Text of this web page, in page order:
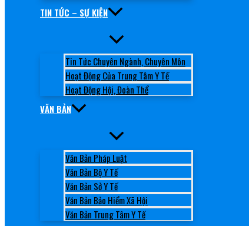
TIN TỨC – SỰ KIỆN
Tin Tức Chuyên Ngành, Chuyên Môn
Hoạt Động Của Trung Tâm Y Tế
Hoạt Động Hội, Đoàn Thể
VĂN BẢN
Văn Bản Pháp Luật
Văn Bản Bộ Y Tế
Văn Bản Sở Y Tế
Văn Bản Bảo Hiểm Xã Hội
Văn Bản Trung Tâm Y Tế